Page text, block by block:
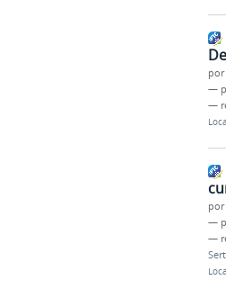
por
—
—
por
—
—